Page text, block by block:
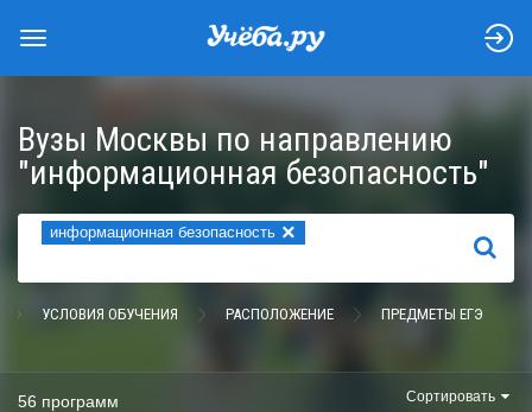
Вузы Москвы по направлению
"информационная безопасность"
информационная безопасность ×
НАЙТИ
УСЛОВИЯ ОБУЧЕНИЯ РАСПОЛОЖЕНИЕ ПРЕДМЕТЫ ЕГЭ
56 программ Сортировать